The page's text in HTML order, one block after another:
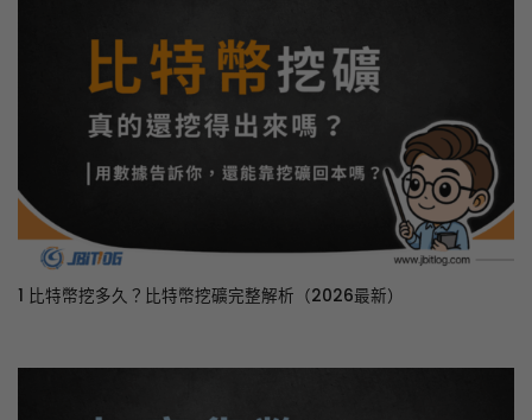
1 比特幣挖多久？比特幣挖礦完整解析（2026最新）